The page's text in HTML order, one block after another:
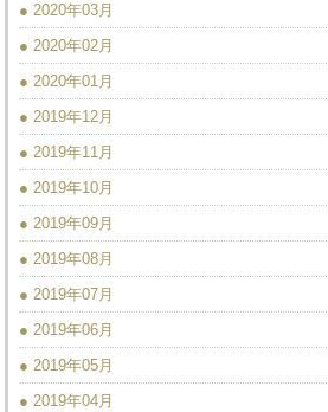
● 2020年03月
● 2020年02月
● 2020年01月
● 2019年12月
● 2019年11月
● 2019年10月
● 2019年09月
● 2019年08月
● 2019年07月
● 2019年06月
● 2019年05月
● 2019年04月